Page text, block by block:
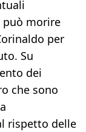
può morire
per
Su
dei
che sono
rispetto delle